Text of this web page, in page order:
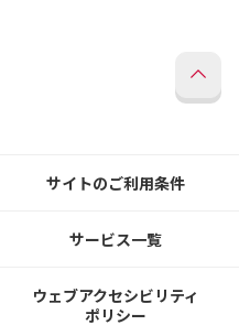
サイトのご利用条件
サービス一覧
ウェブアクセシビリティ
ポリシー